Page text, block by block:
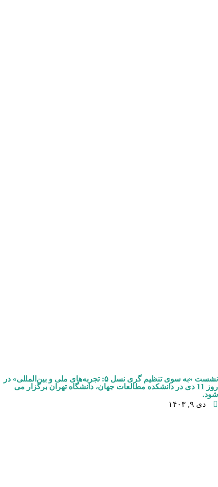
نشست «به سوی تنظیم گری نسل ۵: تجربه‌های ملی و بین‌المللی» در
روز 11 دی در دانشکده مطالعات جهان، دانشگاه تهران برگزار می
شود.
دی ۹, ۱۴۰۳